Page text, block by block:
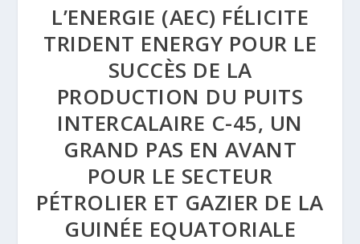
L’ENERGIE (AEC) FÉLICITE
TRIDENT ENERGY POUR LE
SUCCÈS DE LA
PRODUCTION DU PUITS
INTERCALAIRE C-45, UN
GRAND PAS EN AVANT
POUR LE SECTEUR
PÉTROLIER ET GAZIER DE LA
GUINÉE EQUATORIALE